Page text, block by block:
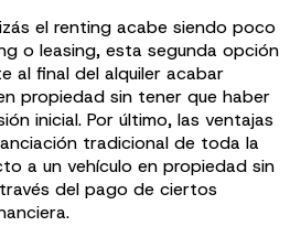
el renting acabe siendo poco
o leasing, esta segunda opción
al final del alquiler acabar
propiedad sin tener que haber
inicial. Por último, las ventajas
tradicional de toda la
a un vehículo en propiedad sin
del pago de ciertos